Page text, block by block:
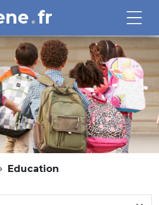
fr
Education